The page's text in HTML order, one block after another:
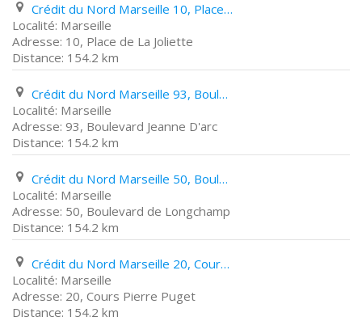
Crédit du Nord Marseille 10, Place de La Joliette
Marseille
10, Place de La Joliette
154.2 km
Crédit du Nord Marseille 93, Boulevard Jeanne D'arc
Marseille
93, Boulevard Jeanne D'arc
154.2 km
Crédit du Nord Marseille 50, Boulevard de Longchamp
Marseille
50, Boulevard de Longchamp
154.2 km
Crédit du Nord Marseille 20, Cours Pierre Puget
Marseille
20, Cours Pierre Puget
154.2 km